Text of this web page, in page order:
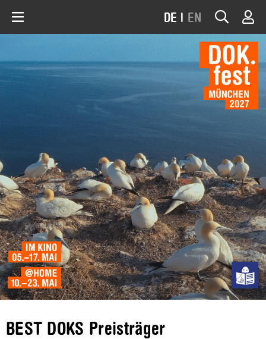
DE | EN
BEST DOKS Preisträger